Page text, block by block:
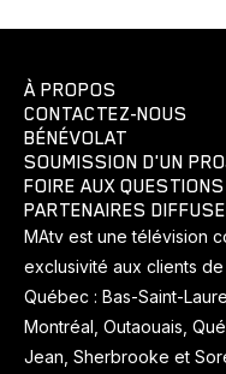
À PROPOS
CONTACTEZ-NOUS
BÉNÉVOLAT
SOUMISSION D'UN
FOIRE AUX QUESTIONS
PARTENAIRES
MAtv est une télévision
exclusivité aux clients
Québec : Bas-Saint-
Montréal, Outaouais,
Jean, Sherbrooke et